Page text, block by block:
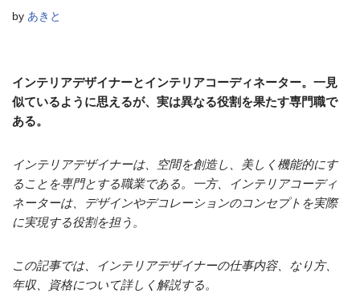
by あきと
インテリアデザイナーとインテリアコーディネーター。一見
似ているように思えるが、実は異なる役割を果たす専門職で
ある。
インテリアデザイナーは、空間を創造し、美しく機能的にす
ることを専門とする職業である。一方、インテリアコーディ
ネーターは、デザインやデコレーションのコンセプトを実際
に実現する役割を担う。
この記事では、インテリアデザイナーの仕事内容、なり方、
年収、資格について詳しく解説する。